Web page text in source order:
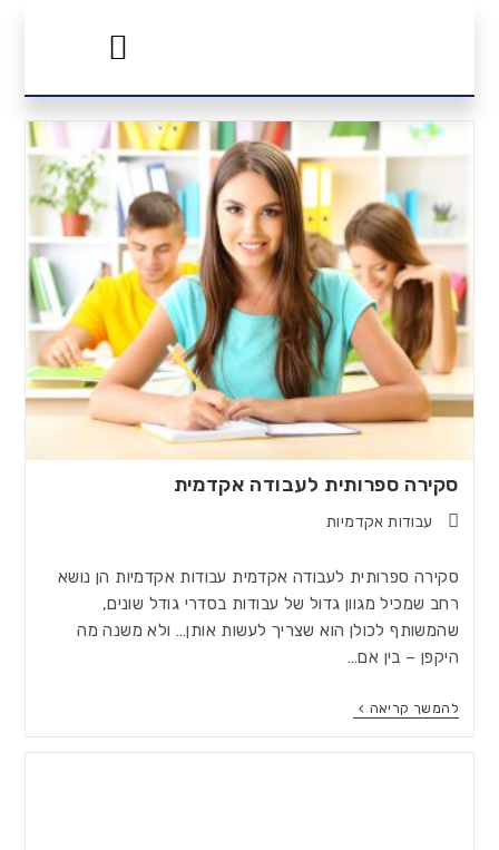
סקירה ספרותית לעבודה אקדמית
עבודות אקדמיות
סקירה ספרותית לעבודה אקדמית עבודות אקדמיות הן נושא
רחב שמכיל מגוון גדול של עבודות בסדרי גודל שונים,
שהמשותף לכולן הוא שצריך לעשות אותן… ולא משנה מה
היקפן – בין אם…
להמשך קריאה